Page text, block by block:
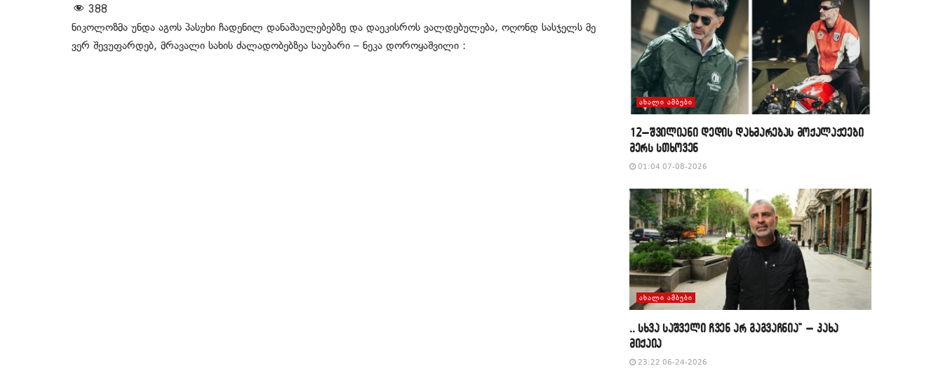
388
ნიკოლოზმა უნდა აგოს პასუხი ჩადენილ დანაშაულებებზე და დაეკისროს ვალდებულება, ოღონდ სასჯელს მე
ვერ შევუფარდებ, მრავალი სახის ძალადობებზეა საუბარი – ნეკა დოროყაშვილი :
ᲐᲮᲐᲚᲘ ᲐᲛᲑᲔᲑᲘ
12–შვილიანი დედის დახმარებას მოქალაქეები
მერს სთხოვენ
01:04 07-08-2026
ᲐᲮᲐᲚᲘ ᲐᲛᲑᲔᲑᲘ
,, სხვა საშველი ჩვენ არ გაგვაჩნია” – კახა
მიქაია
23:22 06-24-2026